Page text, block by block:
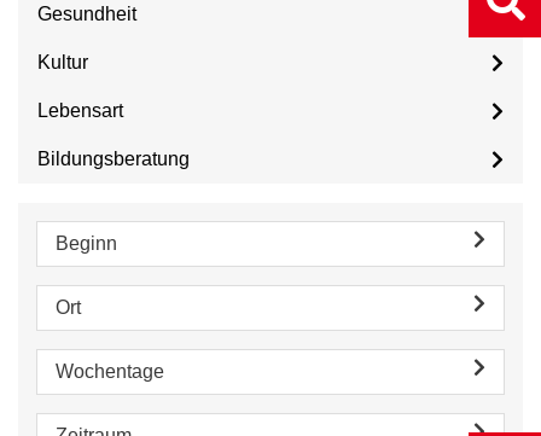
Gesundheit
Kultur
Lebensart
Bildungsberatung
Beginn
Ort
Wochentage